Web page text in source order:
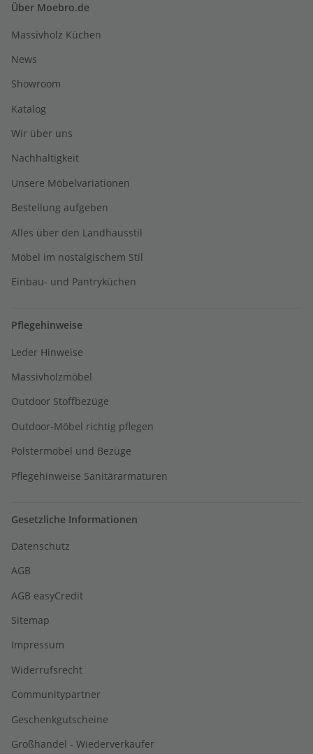
Über Moebro.de
Massivholz Küchen
News
Showroom
Katalog
Wir über uns
Nachhaltigkeit
Unsere Möbelvariationen
Bestellung aufgeben
Alles über den Landhausstil
Möbel im nostalgischem Stil
Einbau- und Pantryküchen
Pflegehinweise
Leder Hinweise
Massivholzmöbel
Outdoor Stoffbezüge
Outdoor-Möbel richtig pflegen
Polstermöbel und Bezüge
Pflegehinweise Sanitärarmaturen
Gesetzliche Informationen
Datenschutz
AGB
AGB easyCredit
Sitemap
Impressum
Widerrufsrecht
Communitypartner
Geschenkgutscheine
Großhandel - Wiederverkäufer